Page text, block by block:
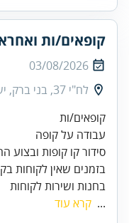
קופאים/ות
03/08/2026
לח"י 37, בני ברק, ישראל
בזמנים שאין לקוחות
בחנות ושירות לקוחות
... קרא עוד